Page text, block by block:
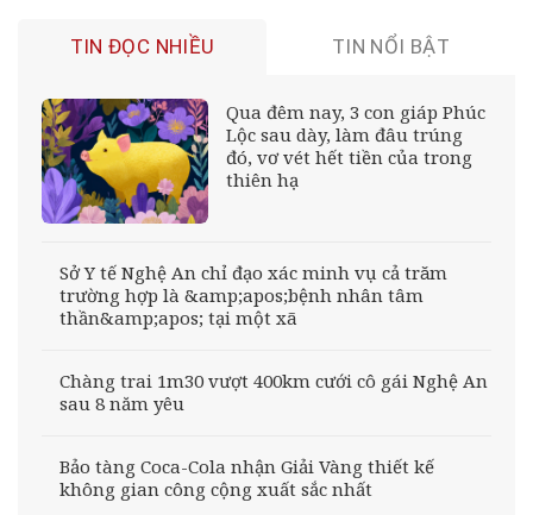
TIN ĐỌC NHIỀU TIN NỔI BẬT
Qua đêm nay, 3 con giáp Phúc
Lộc sau dày, làm đâu trúng
đó, vơ vét hết tiền của trong
thiên hạ
Sở Y tế Nghệ An chỉ đạo xác minh vụ cả trăm
trường hợp là &amp;apos;bệnh nhân tâm
thần&amp;apos; tại một xã
Chàng trai 1m30 vượt 400km cưới cô gái Nghệ An
sau 8 năm yêu
Bảo tàng Coca-Cola nhận Giải Vàng thiết kế
không gian công cộng xuất sắc nhất